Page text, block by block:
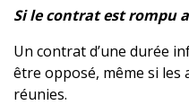
Si le contrat est rompu
Un contrat d’une durée
être opposé, même si
réunies.